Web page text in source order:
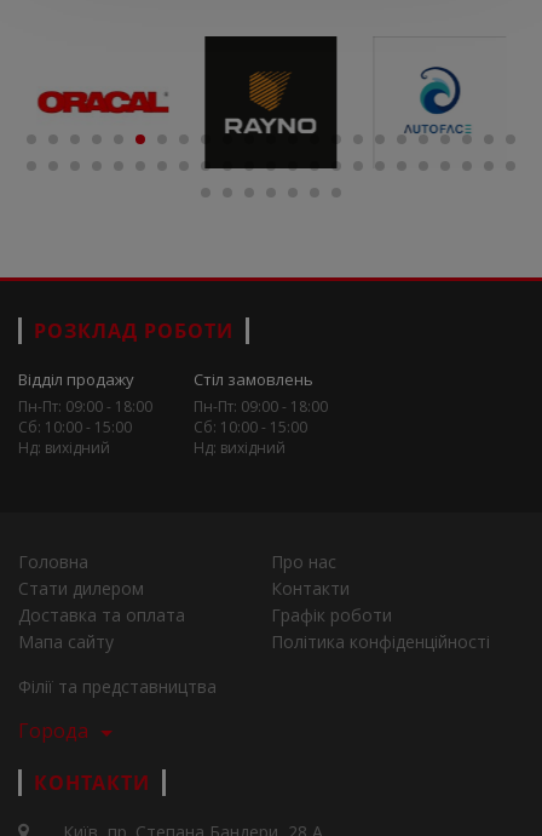
РОЗКЛАД РОБОТИ
Відділ продажу
Пн-Пт: 09:00 - 18:00
Сб: 10:00 - 15:00
Нд: вихідний
Стіл замовлень
Пн-Пт: 09:00 - 18:00
Сб: 10:00 - 15:00
Нд: вихідний
Головна
Про нас
Стати дилером
Контакти
Доставка та оплата
Графік роботи
Мапа сайту
Політика конфіденційності
Філії та представництва
Города
КОНТАКТИ